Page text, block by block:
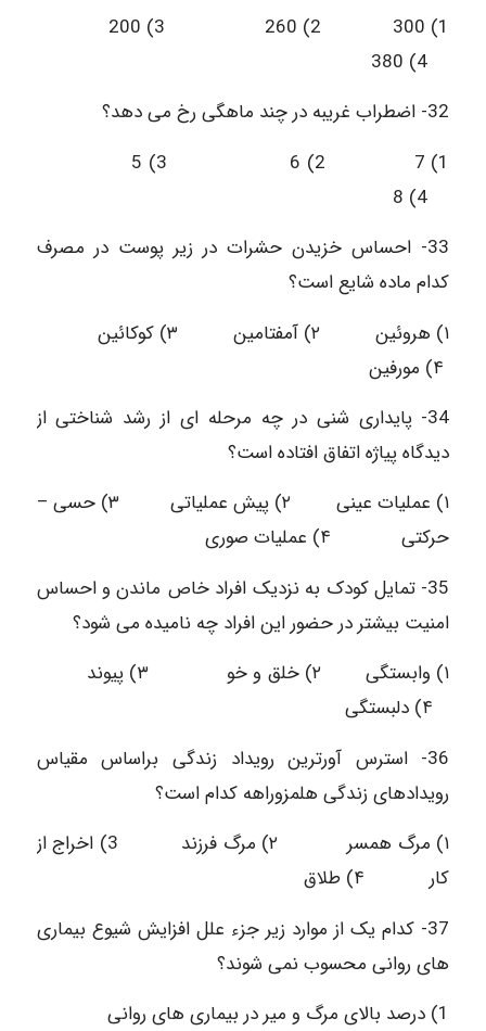
32- اضطراب غریبه در چند ماهگی رخ می دهد؟
33- احساس خزیدن حشرات در زیر پوست در مصرف
کدام ماده شایع است؟
۱) هروئین ۲) آمفتامین ۳) کوکائین
34- پایداری شنی در چه مرحله ای از رشد شناختی از
دیدگاه پیاژه اتفاق افتاده است؟
۱) عملیات عینی ۲) پیش عملیاتی ۳) حسی –
حرکتی ۴) عملیات صوری
35- تمایل کودک به نزدیک افراد خاص ماندن و احساس
امنیت بیشتر در حضور این افراد چه نامیده می شود؟
۱) وابستگی ۲) خلق و خو ۳) پیوند
36- استرس آورترین رویداد زندگی براساس مقیاس
رویدادهای زندگی هلمزوراهه کدام است؟
۱) مرگ همسر ۲) مرگ فرزند 3) اخراج از
کار ۴) طلاق
37- کدام یک از موارد زیر جزء علل افزایش شیوع بیماری
های روانی محسوب نمی شوند؟
1) درصد بالای مرگ و میر در بیماری های روانی